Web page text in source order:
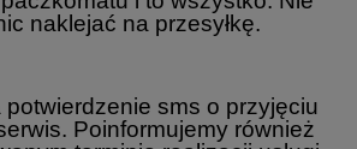
naklejać na przesyłkę.
sms o przyjęciu
Poinformujemy również